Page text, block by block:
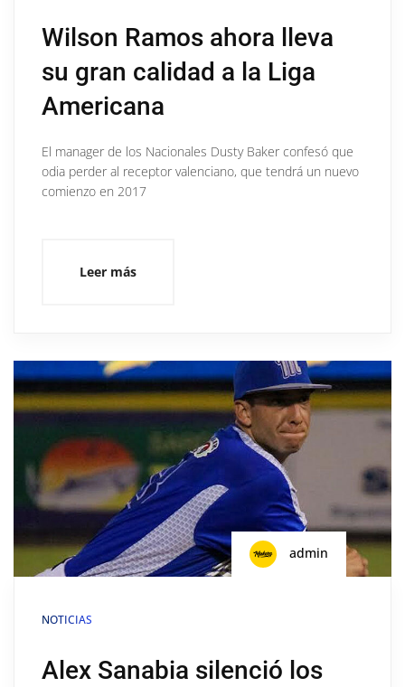
Wilson Ramos ahora lleva
su gran calidad a la Liga
Americana
El manager de los Nacionales Dusty Baker confesó que
odia perder al receptor valenciano, que tendrá un nuevo
comienzo en 2017
Leer más
admin
NOTICIAS
Alex Sanabia silenció los